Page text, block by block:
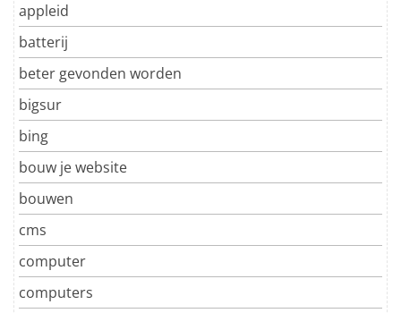
appleid
batterij
beter gevonden worden
bigsur
bing
bouw je website
bouwen
cms
computer
computers